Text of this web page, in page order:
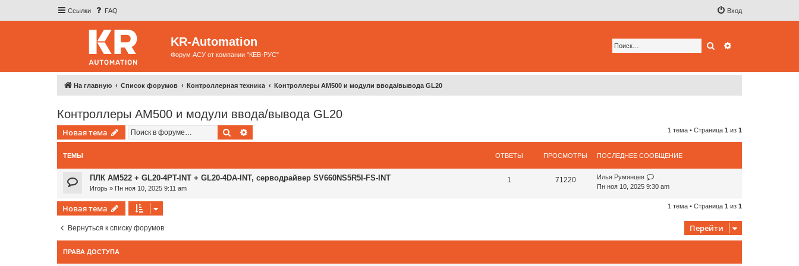
Ссылки FAQ Вход
KR-Automation
Форум АСУ от компании "КЕВ-РУС"
Поиск
На главную Список форумов Контроллерная техника Контроллеры AM500 и модули ввода/вывода GL20
Контроллеры AM500 и модули ввода/вывода GL20
Новая тема Поиск 1 тема • Страница 1 из 1
ТЕМЫ ОТВЕТЫ ПРОСМОТРЫ ПОСЛЕДНЕЕ СООБЩЕНИЕ
ПЛК AM522 + GL20-4PT-INT + GL20-4DA-INT, серводрайвер SV660NS5R5I-FS-INT
Игорь » Пн ноя 10, 2025 9:11 am
1 71220
Илья Румянцев
Пн ноя 10, 2025 9:30 am
Новая тема 1 тема • Страница 1 из 1
Вернуться к списку форумов Перейти
ПРАВА ДОСТУПА